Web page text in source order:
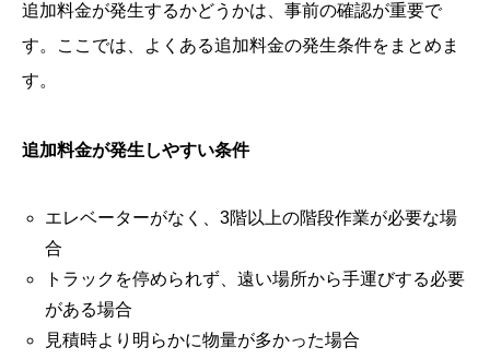
追加料金が発生するかどうかは、事前の確認が重要で
す。ここでは、よくある追加料金の発生条件をまとめま
す。
追加料金が発生しやすい条件
エレベーターがなく、3階以上の階段作業が必要な場
合
トラックを停められず、遠い場所から手運びする必要
がある場合
見積時より明らかに物量が多かった場合